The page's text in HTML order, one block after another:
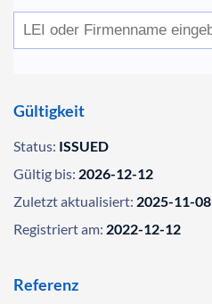
Gültigkeit
Status: ISSUED
Gültig bis: 2026-12-12
Zuletzt aktualisiert: 2025-11-08
Registriert am: 2022-12-12
Referenz